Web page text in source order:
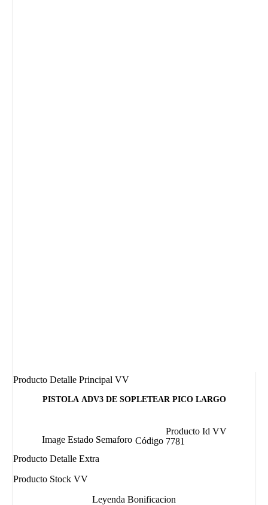
Producto Detalle Principal VV
PISTOLA ADV3 DE SOPLETEAR PICO LARGO
Image Estado Semaforo Código
Producto Id VV
7781
Producto Detalle Extra
Producto Stock VV
Leyenda Bonificacion